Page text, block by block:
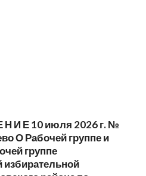
Н И Е 10 июля 2026 г. №
О Рабочей группе и
группе
избирательной